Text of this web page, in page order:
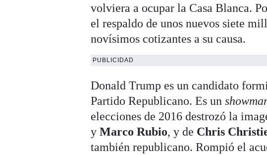
volviera a ocupar la Casa Blanca.
el respaldo de unos nuevos siete
novísimos cotizantes a su causa.
PUBLICIDAD
Donald Trump es un candidato
Partido Republicano. Es un
elecciones de 2016 destrozó la
yMarco Rubio, y de Chris
también republicano. Rompió el